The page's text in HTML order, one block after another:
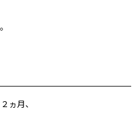
ヵ月、